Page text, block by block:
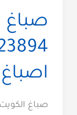
صباغ
صباغ